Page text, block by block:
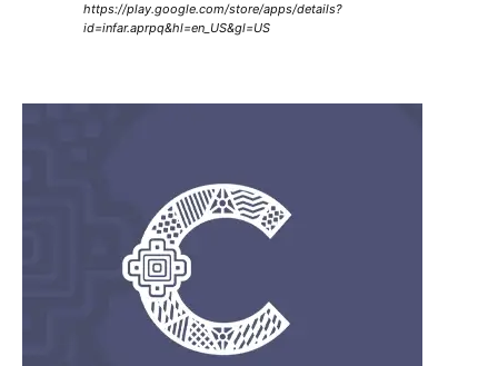
https://play.google.com/store/apps/details?
id=infar.aprpq&hl=en_US&gl=US